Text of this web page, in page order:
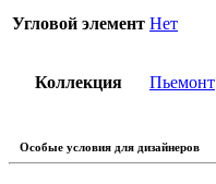
Угловой элемент Нет
Коллекция Пьемонт
Особые условия для дизайнеров